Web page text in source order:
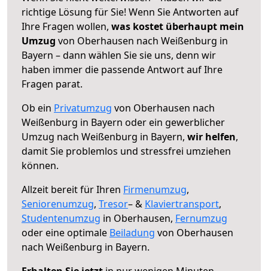
richtige Lösung für Sie! Wenn Sie Antworten auf
Ihre Fragen wollen, was kostet überhaupt mein
Umzug von Oberhausen nach Weißenburg in
Bayern – dann wählen Sie sie uns, denn wir
haben immer die passende Antwort auf Ihre
Fragen parat.
Ob ein Privatumzug von Oberhausen nach
Weißenburg in Bayern oder ein gewerblicher
Umzug nach Weißenburg in Bayern, wir helfen,
damit Sie problemlos und stressfrei umziehen
können.
Allzeit bereit für Ihren Firmenumzug,
Seniorenumzug, Tresor– & Klaviertransport,
Studentenumzug in Oberhausen, Fernumzug
oder eine optimale Beiladung von Oberhausen
nach Weißenburg in Bayern.